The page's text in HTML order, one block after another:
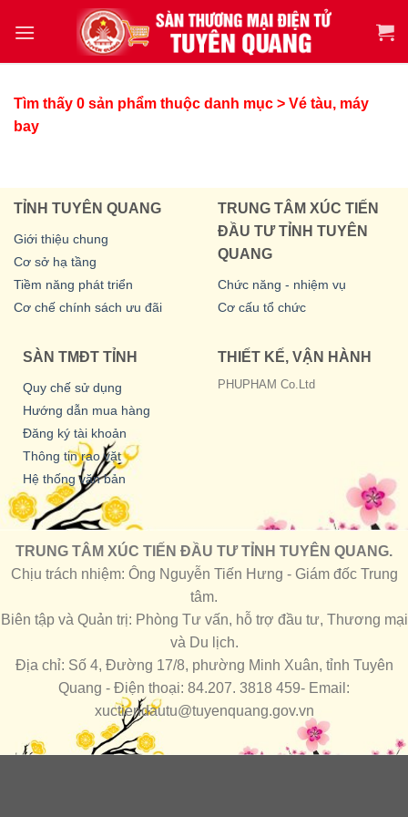
Tìm thấy 0 sản phẩm thuộc danh mục > Vé tàu, máy
bay
TỈNH TUYÊN QUANG
Giới thiệu chung
Cơ sở hạ tầng
Tiềm năng phát triển
Cơ chế chính sách ưu đãi
TRUNG TÂM XÚC TIẾN
ĐẦU TƯ TỈNH TUYÊN
QUANG
Chức năng - nhiệm vụ
Cơ cấu tổ chức
SÀN TMĐT TỈNH
Quy chế sử dụng
Hướng dẫn mua hàng
Đăng ký tài khoản
Thông tin rao vặt
Hệ thống văn bản
THIẾT KẾ, VẬN HÀNH
PHUPHAM Co.Ltd
TRUNG TÂM XÚC TIẾN ĐẦU TƯ TỈNH TUYÊN QUANG.
Chịu trách nhiệm: Ông Nguyễn Tiến Hưng - Giám đốc Trung
tâm.
Biên tập và Quản trị: Phòng Tư vấn, hỗ trợ đầu tư, Thương mại
và Du lịch.
Địa chỉ: Số 4, Đường 17/8, phường Minh Xuân, tỉnh Tuyên
Quang - Điện thoại: 84.207. 3818 459- Email:
xuctiendautu@tuyenquang.gov.vn